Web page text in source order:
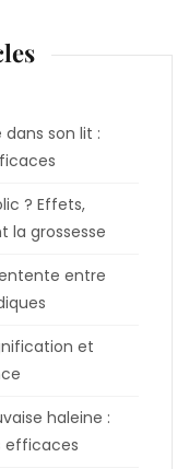
son lit :
? Effets,
la grossesse
entre
et
haleine :
efficaces